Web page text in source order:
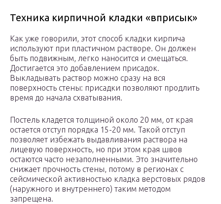
Техника кирпичной кладки «вприсык»
Как уже говорили, этот способ кладки кирпича
используют при пластичном растворе. Он должен
быть подвижным, легко наносится и смещаться.
Достигается это добавлением присадок.
Выкладывать раствор можно сразу на вся
поверхность стены: присадки позволяют продлить
время до начала схватывания.
Постель кладется толщиной около 20 мм, от края
остается отступ порядка 15-20 мм. Такой отступ
позволяет избежать выдавливания раствора на
лицевую поверхность, но при этом края швов
остаются часто незаполненными. Это значительно
снижает прочность стены, потому в регионах с
сейсмической активностью кладка верстовых рядов
(наружного и внутреннего) таким методом
запрещена.